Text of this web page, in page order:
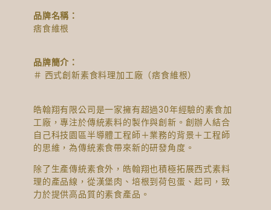
品牌名稱：
痞食維根
品牌簡介：
＃ 西式創新素食料理加工廠（痞食維根）
皓翰翔有限公司是一家擁有超過30年經驗的素食加
工廠，專注於傳統素料的製作與創新。創辦人結合
自己科技園區半導體工程師＋業務的背景＋工程師
的思維，為傳統素食帶來新的研發角度。
除了生產傳統素食外，皓翰翔也積極拓展西式素料
理的產品線，從漢堡肉、培根到荷包蛋、起司，致
力於提供高品質的素食產品。